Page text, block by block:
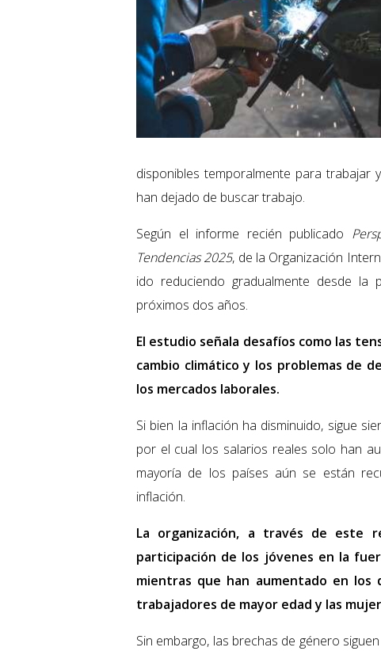
disponibles temporalmente para trabajar
han dejado de buscar trabajo.
Según el informe recién publicado
Tendencias 2025, de la Organización
ido reduciendo gradualmente desde
próximos dos años.
El estudio señala desafíos como las
cambio climático y los problemas de
los mercados laborales.
Si bien la inflación ha disminuido, sigue
por el cual los salarios reales solo han
mayoría de los países aún se están
inflación.
La organización, a través de este
participación de los jóvenes en la
mientras que han aumentado en
trabajadores de mayor edad y las
Sin embargo, las brechas de género